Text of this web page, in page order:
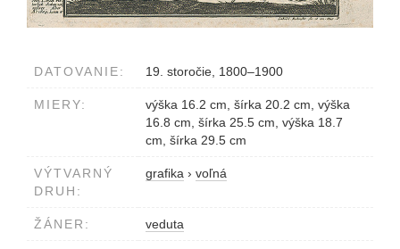
DATOVANIE: 19. storočie, 1800–1900
MIERY:
výška 16.2 cm, šírka 20.2 cm, výška
16.8 cm, šírka 25.5 cm, výška 18.7
cm, šírka 29.5 cm
VÝTVARNÝ
DRUH:
grafika › voľná
ŽÁNER: veduta